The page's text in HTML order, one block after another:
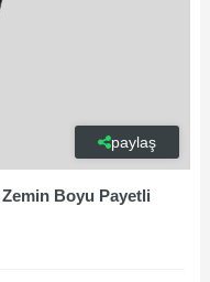
paylaş
Boyu Payetli